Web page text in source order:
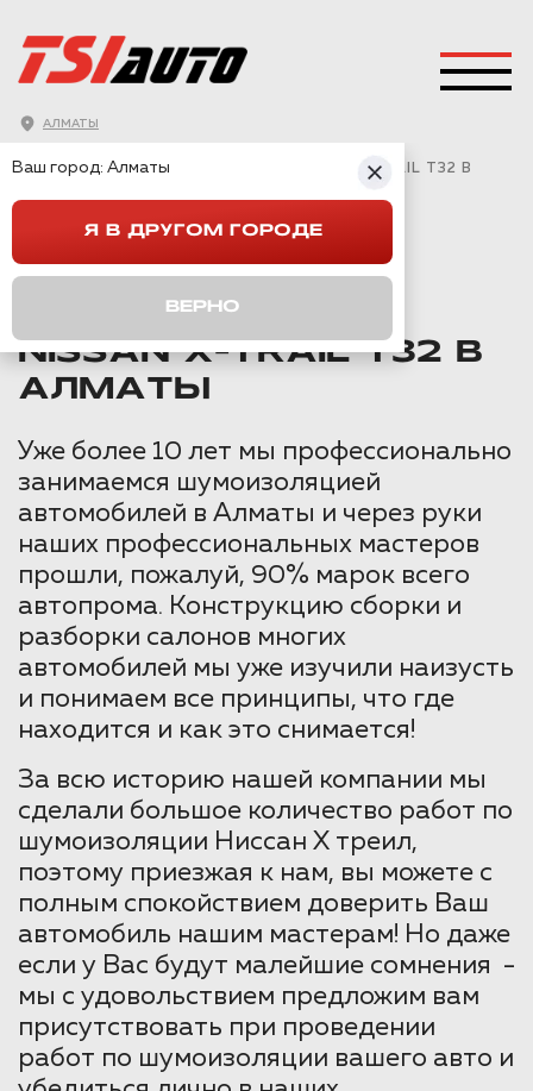
АЛМАТЫ
ПРАВИЛЬНАЯ ШУМОИЗОЛЯЦИЯ NISSAN X-TRAIL T32 В
ПРАВИЛЬНАЯ
ШУМОИЗОЛЯЦИЯ
NISSAN X-TRAIL T32 В
АЛМАТЫ
Уже более 10 лет мы профессионально
занимаемся шумоизоляцией
автомобилей в Алматы и через руки
наших профессиональных мастеров
прошли, пожалуй, 90% марок всего
автопрома. Конструкцию сборки и
разборки салонов многих
автомобилей мы уже изучили наизусть
и понимаем все принципы, что где
находится и как это снимается!
За всю историю нашей компании мы
сделали большое количество работ по
шумоизоляции Ниссан Х треил,
поэтому приезжая к нам, вы можете с
полным спокойствием доверить Ваш
автомобиль нашим мастерам! Но даже
если у Вас будут малейшие сомнения -
мы с удовольствием предложим вам
присутствовать при проведении
работ по шумоизоляции вашего авто и
Ваш город: Алматы
Я В ДРУГОМ ГОРОДЕ
ВЕРНО